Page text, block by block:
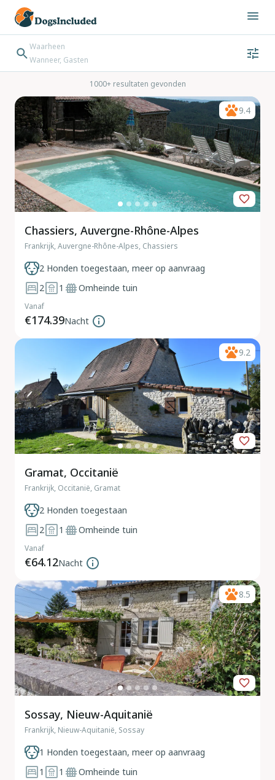
Waarheen
Wanneer, Gasten
Bestemming zoeken
Inchecken → Uitchecken1000+ resultaten gevonden
9.4
Chassiers, Auvergne-Rhône-Alpes
Frankrijk, Auvergne-Rhône-Alpes, Chassiers
2 Honden toegestaan, meer op aanvraag
2
1 Omheinde tuin
Vanaf
€174.39Nacht
9.2
Gramat, Occitanië
Frankrijk, Occitanië, Gramat
2 Honden toegestaan
2
1 Omheinde tuin
Vanaf
€64.12Nacht
8.5
Sossay, Nieuw-Aquitanië
Frankrijk, Nieuw-Aquitanië, Sossay
1 Honden toegestaan, meer op aanvraag
1
1 Omheinde tuin